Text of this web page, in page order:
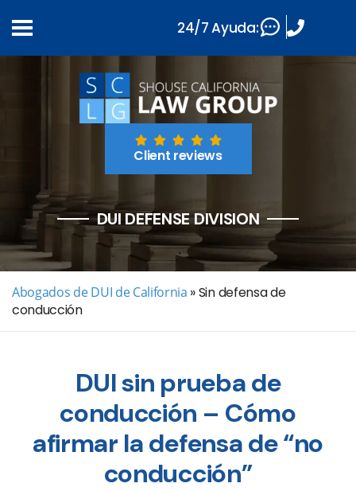
Client reviews
DUI DEFENSE DIVISION
Abogados de DUI de California »Sin defensa de
conducción
DUI sin prueba de
conducción – Cómo
afirmar la defensa de “no
conducción”
24/7 Ayuda: